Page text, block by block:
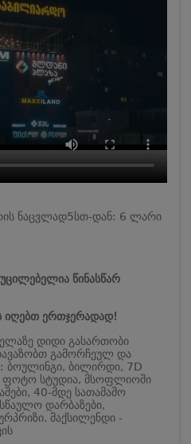
ნაცვლად5სთ-დან: 6 ლარი
წინასწარ
იღებთ ერთჯერადად!
დიდი გასართობი
გამორჩეულ და
ბოულინგი, ბილირდი, 7D
ფოტო სტუდია, მსოფლიოში
40-მდე სათამაშო
დარბაზები,
მაქსილენდი -